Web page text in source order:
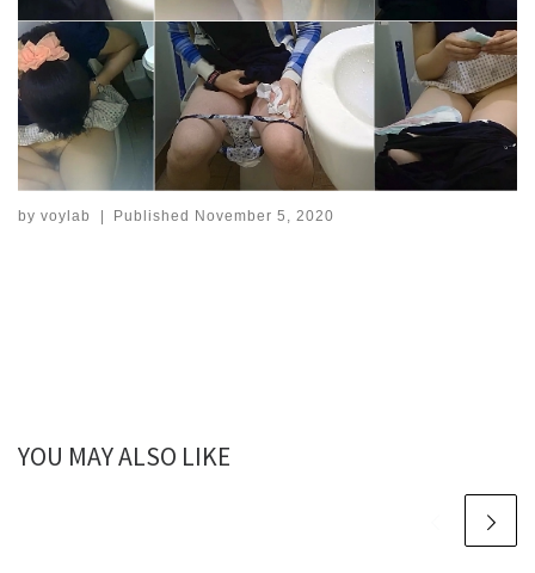
by voylab Published November 5, 2020
YOU MAY ALSO LIKE